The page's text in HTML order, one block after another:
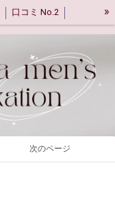
口コミ No.2 »
次のページ